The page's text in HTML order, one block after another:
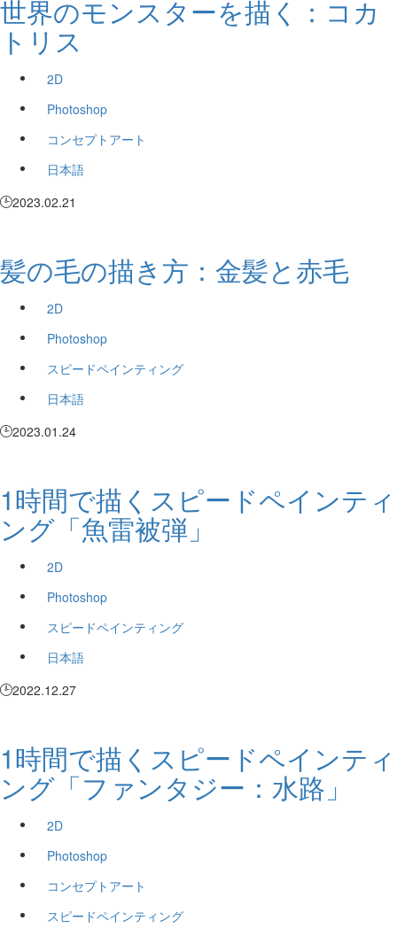
世界のモンスターを描く：コカ
トリス
2D
Photoshop
コンセプトアート
日本語
2023.02.21
髪の毛の描き方：金髪と赤毛
2D
Photoshop
スピードペインティング
日本語
2023.01.24
1時間で描くスピードペインティ
ング「魚雷被弾」
2D
Photoshop
スピードペインティング
日本語
2022.12.27
1時間で描くスピードペインティ
ング「ファンタジー：水路」
2D
Photoshop
コンセプトアート
スピードペインティング